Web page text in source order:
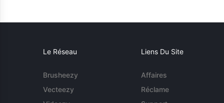
Le Réseau
Brusheezy
Vecteezy
Liens Du Site
Affaires
Réclame